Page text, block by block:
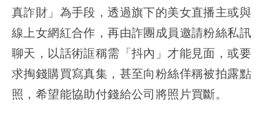
真詐財」為手段，透過旗下的美女直播主或與
線上女網紅合作，再由詐團成員邀請粉絲私訊
聊天，以話術誆稱需「抖內」才能見面，或要
求掏錢購買寫真集，甚至向粉絲佯稱被拍露點
照，希望能協助付錢給公司將照片買斷。